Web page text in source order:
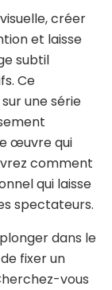
créer
et laisse
subtil
Ce
une série
œuvre qui
comment
qui laisse
spectateurs.
dans le
fixer un
vous